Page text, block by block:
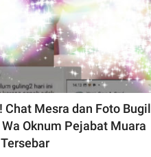
Chat Mesra dan Foto Bugil
Oknum Pejabat Muara